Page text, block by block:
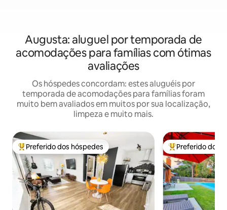
Augusta: aluguel por temporada de
acomodações para famílias com ótimas
avaliações
Os hóspedes concordam: estes aluguéis por
temporada de acomodações para famílias foram
muito bem avaliados em muitos por sua localização,
limpeza e muito mais.
Entre os melhores preferidos dos hóspedes
Preferido dos hóspedes Entre os
Preferido dos